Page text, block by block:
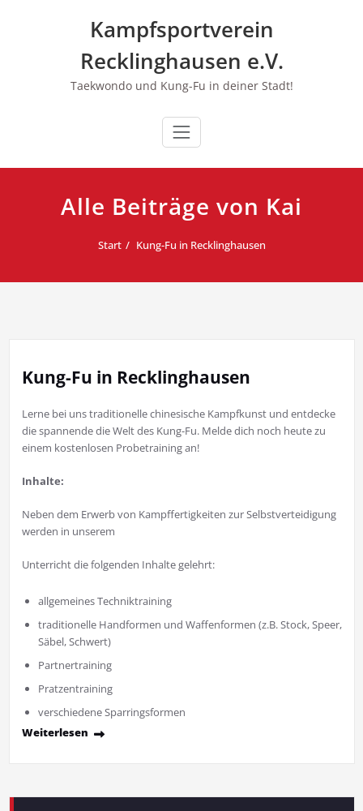
Kampfsportverein
Recklinghausen e.V.
Taekwondo und Kung-Fu in deiner Stadt!
Alle Beiträge von Kai
Start Kung-Fu in Recklinghausen
Kung-Fu in Recklinghausen
Lerne bei uns traditionelle chinesische Kampfkunst und entdecke
die spannende die Welt des Kung-Fu. Melde dich noch heute zu
einem kostenlosen Probetraining an!
Inhalte:
Neben dem Erwerb von Kampffertigkeiten zur Selbstverteidigung
werden in unserem
Unterricht die folgenden Inhalte gelehrt:
allgemeines Techniktraining
traditionelle Handformen und Waffenformen (z.B. Stock, Speer,
Säbel, Schwert)
Partnertraining
Pratzentraining
verschiedene Sparringsformen
Weiterlesen